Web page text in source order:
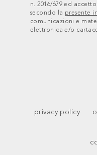
n. 2016/679 ed
secondo la presente
comunicazioni e
elettronica e/o
privacy policy